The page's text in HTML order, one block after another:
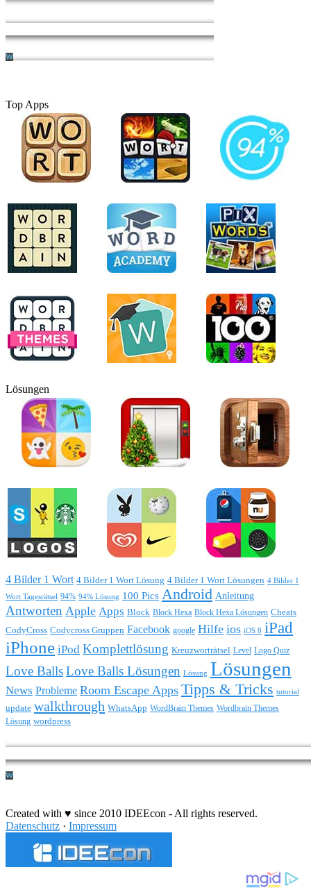
Top Apps
Lösungen
4 Bilder 1 Wort 4 Bilder 1 Wort Lösung 4 Bilder 1 Wort Lösungen 4 Bilder 1
Wort Tagesrätsel 94% 94% Lösung 100 Pics Android Anleitung
Antworten Apple Apps Block Block Hexa Block Hexa Lösungen Cheats
CodyCross Codycross Gruppen Facebook google Hilfe ios iOS 8 iPad
iPhone iPod Komplettlösung Kreuzworträtsel Level Logo Quiz
Love BallsLove Balls Lösungen Lösung Lösungen
News Probleme Room Escape Apps Tipps & Tricks tutorial
update walkthrough WhatsApp WordBrain Themes Wordbrain Themes
Lösung wordpress
Created with ♥ since 2010 IDEEcon - All rights reserved.
Datenschutz · Impressum